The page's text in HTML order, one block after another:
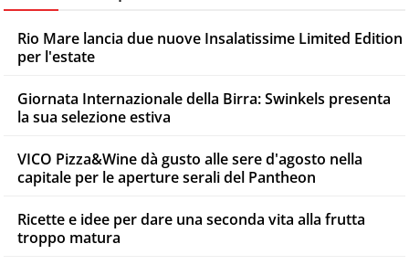
Rio Mare lancia due nuove Insalatissime Limited Edition
per l'estate
Giornata Internazionale della Birra: Swinkels presenta
la sua selezione estiva
VICO Pizza&Wine dà gusto alle sere d'agosto nella
capitale per le aperture serali del Pantheon
Ricette e idee per dare una seconda vita alla frutta
troppo matura